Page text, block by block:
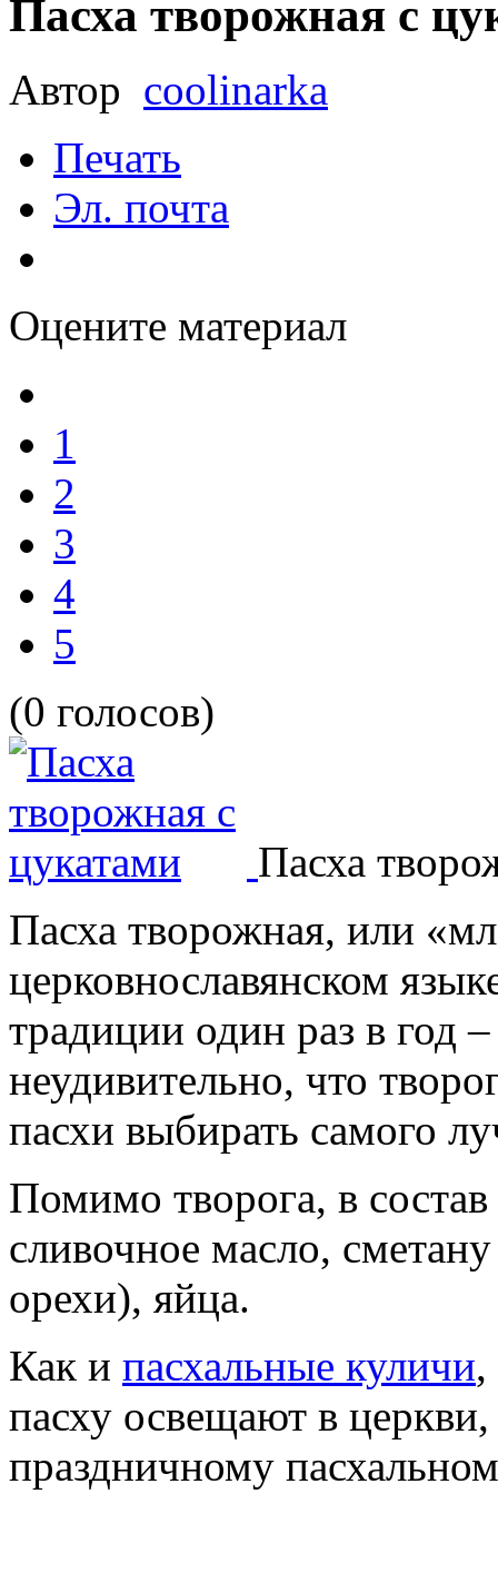
Пасха творожная с
Автор coolinarka
Печать
Эл. почта
Оцените материал
1
2
3
4
5
(0 голосов)
Пасха
Пасха творожная, или
церковнославянском
традиции один раз в год
неудивительно, что
пасхи выбирать самого
Помимо творога, в
сливочное масло,
орехи), яйца.
Как и пасхальные куличи
пасху освещают в
праздничному